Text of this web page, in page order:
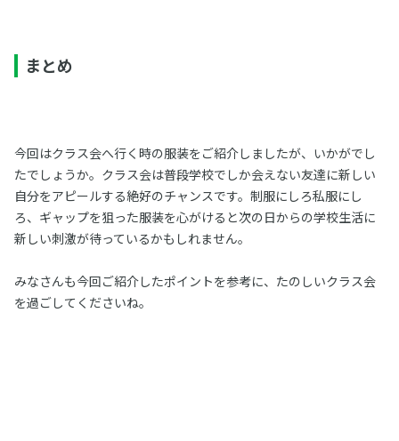
まとめ
今回はクラス会へ行く時の服装をご紹介しましたが、いかがでし
たでしょうか。クラス会は普段学校でしか会えない友達に新しい
自分をアピールする絶好のチャンスです。制服にしろ私服にし
ろ、ギャップを狙った服装を心がけると次の日からの学校生活に
新しい刺激が待っているかもしれません。
みなさんも今回ご紹介したポイントを参考に、たのしいクラス会
を過ごしてくださいね。